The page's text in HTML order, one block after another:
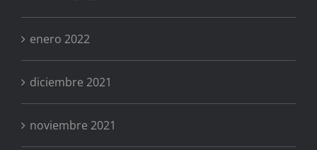
enero 2022
diciembre 2021
noviembre 2021